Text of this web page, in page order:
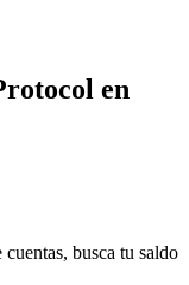
en
busca tu saldo